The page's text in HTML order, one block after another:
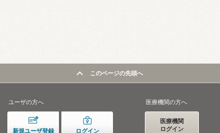
このページの先頭へ
ユーザの方へ
新規ユーザ登録 ログイン
医療機関の方へ
医療機関
ログイン